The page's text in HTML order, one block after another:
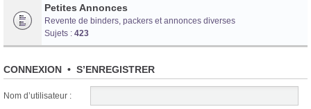
Petites Annonces
Revente de binders, packers et annonces diverses
Sujets : 423
CONNEXION • S’ENREGISTRER
Nom d’utilisateur :